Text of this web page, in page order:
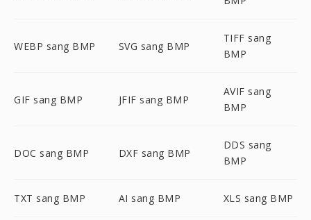
WEBP sang BMP SVG sang BMP
TIFF sang
BMP
GIF sang BMP JFIF sang BMP
AVIF sang
BMP
DOC sang BMP DXF sang BMP
DDS sang
BMP
TXT sang BMP AI sang BMP XLS sang BMP